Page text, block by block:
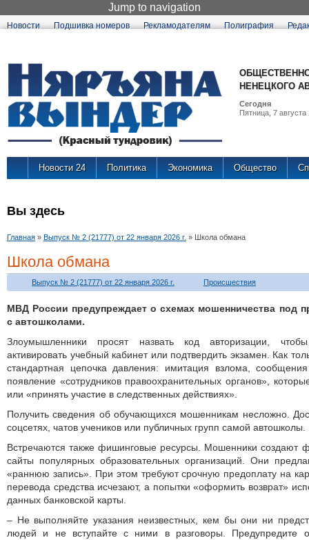
Jump to navigation
Новости Подшивка номеров Рекламодателям Полиграфия
НЕНЕЦКОГО
Сегодня
Пятница, 7 августа
Новости 24 Политика Экономика Общество
Вы здесь
Главная » Выпуск № 2 (21777) от 22 января 2026 г. » Школа обмана
Школа обмана
Выпуск № 2 (21777) от 22 января 2026 г. Происшествия
МВД России предупреждает о схемах мошенничества под
с автошколами.
Злоумышленники просят назвать код авторизации,
активировать учебный кабинет или подтвердить экзамен. Как
стандартная цепочка давления: имитация взлома,
появление «сотрудников правоохранительных органов»,
или «принять участие в следственных действиях».
Получить сведения об обучающихся мошенникам несложно.
соцсетях, чатов учеников или публичных групп самой автошколы.
Встречаются также фишинговые ресурсы. Мошенники создают
сайты популярных образовательных организаций. Они
«раннюю запись». При этом требуют срочную предоплату на
перевода средства исчезают, а попытки «оформить возврат»
данных банковской карты.
– Не выполняйте указания неизвестных, кем бы они ни
людей и не вступайте с ними в разговоры. Предупредите